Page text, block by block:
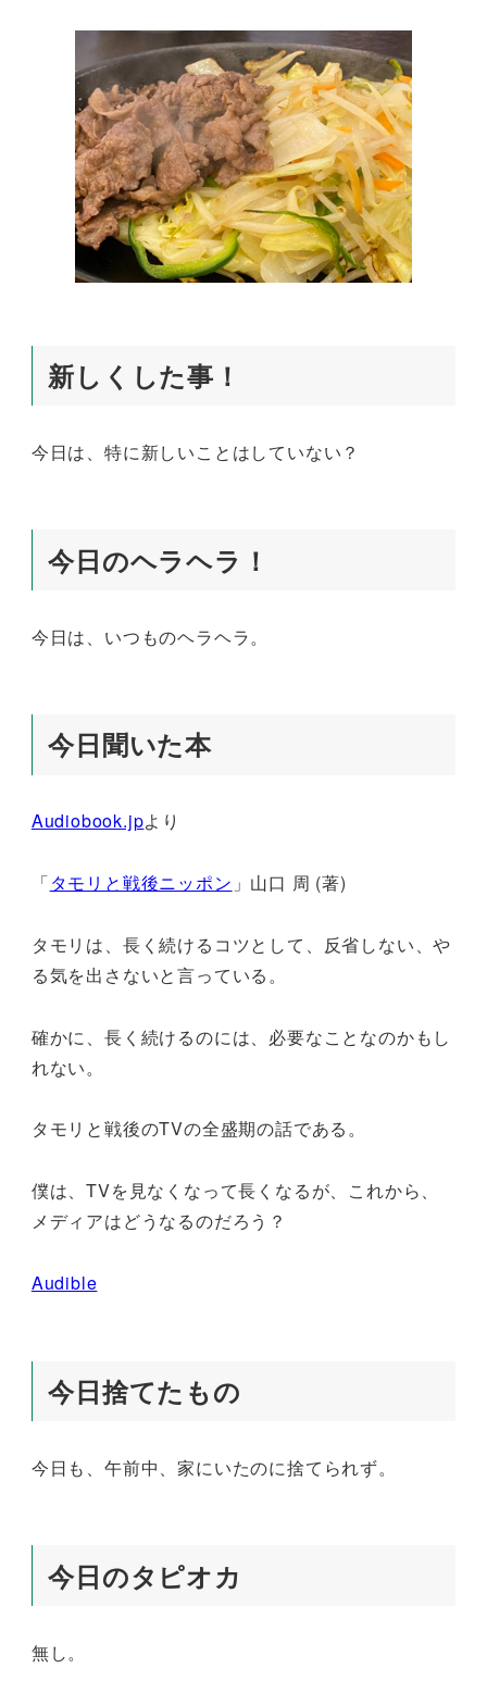
新しくした事！
今日は、特に新しいことはしていない？
今日のヘラヘラ！
今日は、いつものヘラヘラ。
今日聞いた本
Audiobook.jpより
「タモリと戦後ニッポン 」山口 周 (著)
タモリは、長く続けるコツとして、反省しない、や
る気を出さないと言っている。
確かに、長く続けるのには、必要なことなのかもし
れない。
タモリと戦後のTVの全盛期の話である。
僕は、TVを見なくなって長くなるが、これから、
メディアはどうなるのだろう？
Audible
今日捨てたもの
今日も、午前中、家にいたのに捨てられず。
今日のタピオカ
無し。